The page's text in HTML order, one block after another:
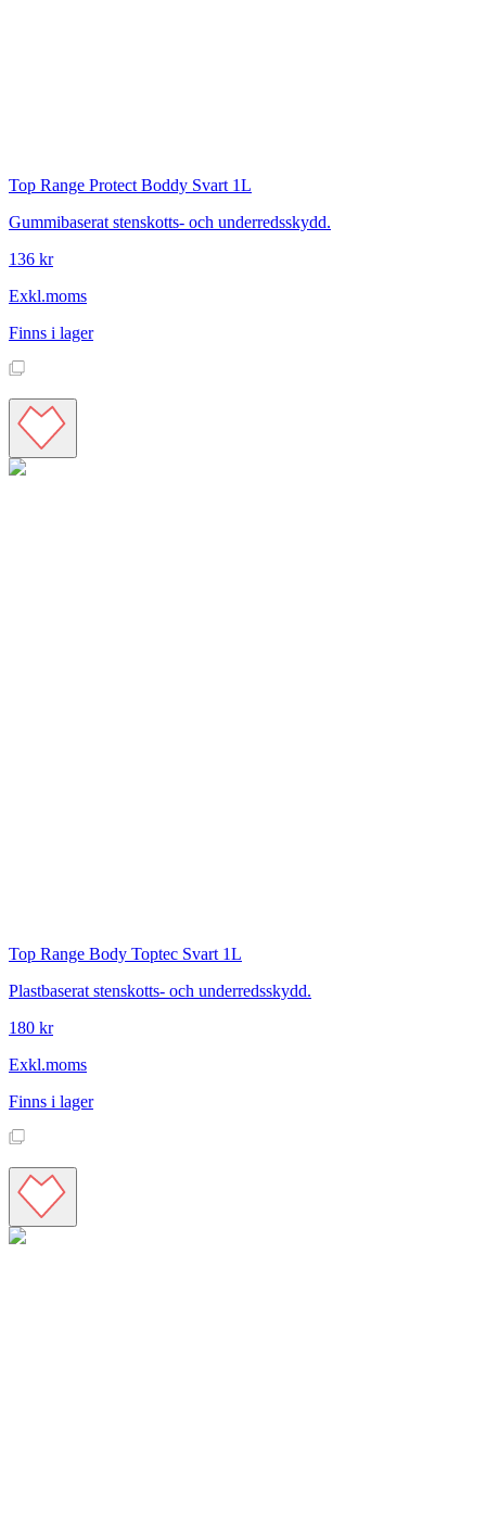
Top Range Protect Boddy Svart 1L
Gummibaserat stenskotts- och underredsskydd.
136 kr
Exkl.moms
Finns i lager
Top Range Body Toptec Svart 1L
Plastbaserat stenskotts- och underredsskydd.
180 kr
Exkl.moms
Finns i lager